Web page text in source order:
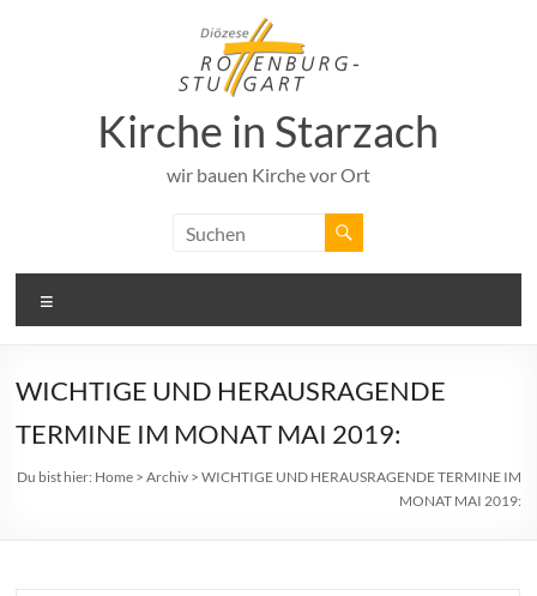
Kirche in Starzach
wir bauen Kirche vor Ort
WICHTIGE UND HERAUSRAGENDE
TERMINE IM MONAT MAI 2019:
Du bist hier: Home> Archiv> WICHTIGE UND HERAUSRAGENDE TERMINE IM
MONAT MAI 2019: